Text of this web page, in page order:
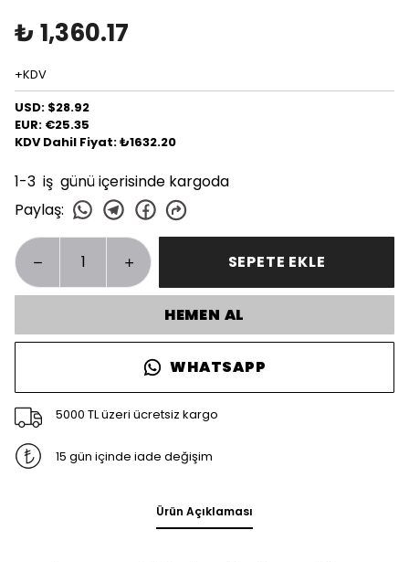
₺ 1,360.17
+KDV
USD: $28.92
EUR: €25.35
KDV Dahil Fiyat: ₺1632.20
1-3 iş günü içerisinde kargoda
Paylaş:
SEPETE EKLE
HEMEN AL
WHATSAPP
5000 TL üzeri ücretsiz kargo
15 gün içinde iade değişim
Ürün Açıklaması